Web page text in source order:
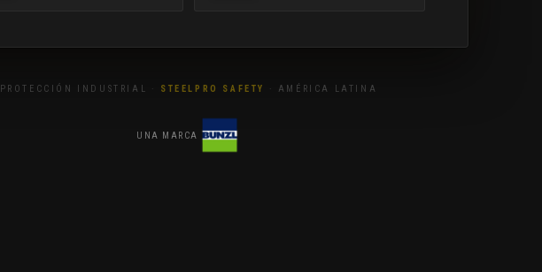
PROTECCIÓN INDUSTRIAL · STEELPRO SAFETY · AMÉRICA LATINA
UNA MARCA